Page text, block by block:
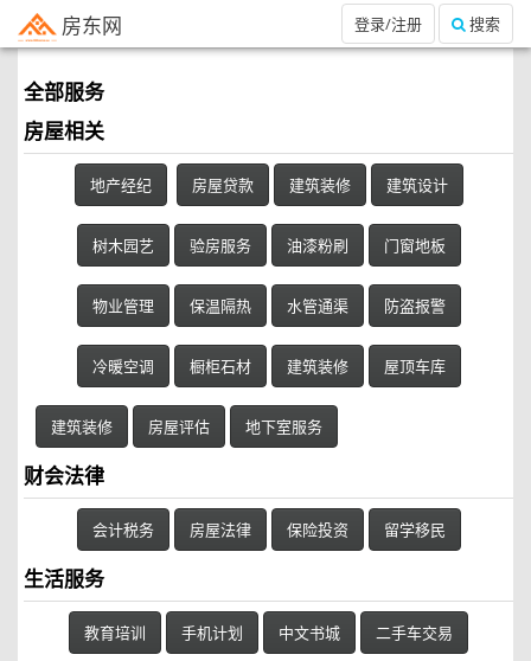
房东网 搜索
登录/注册
全部服务
房屋相关
地产经纪 房屋贷款 建筑装修 建筑设计
树木园艺 验房服务 油漆粉刷 门窗地板
物业管理 保温隔热 水管通渠 防盗报警
冷暖空调 橱柜石材 建筑装修 屋顶车库
建筑装修 房屋评估 地下室服务
财会法律
会计税务 房屋法律 保险投资 留学移民
生活服务
教育培训 手机计划 中文书城 二手车交易